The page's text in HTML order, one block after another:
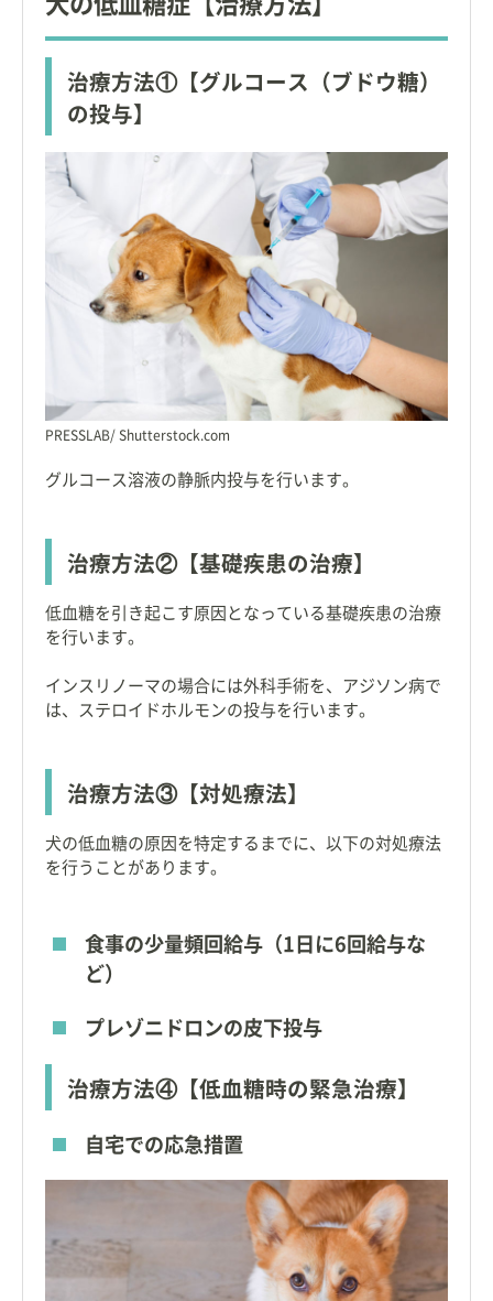
治療方法①【グルコース（ブドウ糖）
の投与】
PRESSLAB/ Shutterstock.com
グルコース溶液の静脈内投与を行います。
治療方法②【基礎疾患の治療】
低血糖を引き起こす原因となっている基礎疾患の治療
を行います。
インスリノーマの場合には外科手術を、アジソン病で
は、ステロイドホルモンの投与を行います。
治療方法③【対処療法】
犬の低血糖の原因を特定するまでに、以下の対処療法
を行うことがあります。
食事の少量頻回給与（1日に6回給与な
ど）
プレゾニドロンの皮下投与
治療方法④【低血糖時の緊急治療】
自宅での応急措置